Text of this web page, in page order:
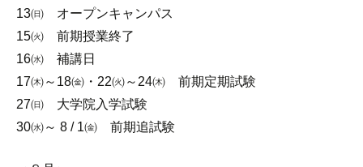
13㈰ オープンキャンパス
15㈫ 前期授業終了
16㈬ 補講日
17㈭～18㈮・22㈫～24㈭ 前期定期試験
27㈰ 大学院入学試験
30㈬～ 8 / 1㈮ 前期追試験